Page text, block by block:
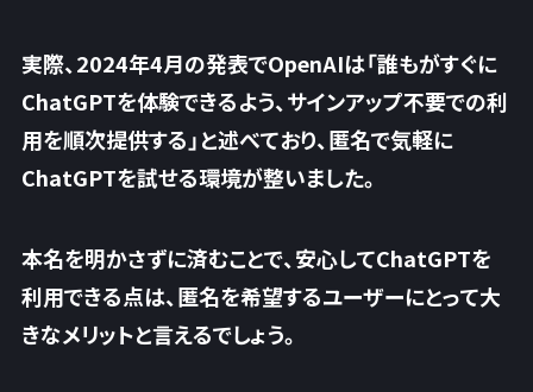
実際、2024年4月の発表でOpenAIは「誰もがすぐに
ChatGPTを体験できるよう、サインアップ不要での利
用を順次提供する」と述べており、匿名で気軽に
ChatGPTを試せる環境が整いました。
本名を明かさずに済むことで、安心してChatGPTを
利用できる点は、匿名を希望するユーザーにとって大
きなメリットと言えるでしょう。